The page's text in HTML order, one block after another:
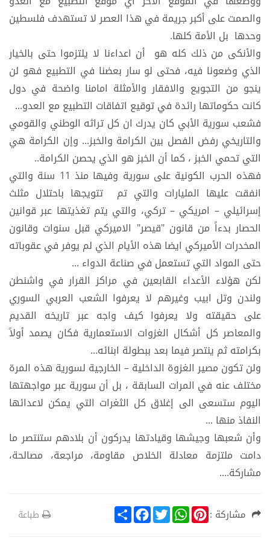
والصمت على أكبر جريمة في هذا العصر لا تستهدف فلسطين
وحدها بل الأمة كلها.
والأنكى من ذلك كله هو أن اعداءنا لا يلتزموا حتى بالخيار
الذي وضعونا فيه، فحتى لو سار بعضنا في التطبيع فهو لن
ينجو من التجويع والافقار والأمثلة امامنا واضحة في دول
كانت حكوماتها رائدة في توقيع اتفاقات التطبيع مع العدو...
فشعب سورية الأبي كان يدرك ان كل تراثه الوطني والقومي
والتاريخي رفض الفصل بين الكرامة والخبز... وإن الكرامة هي
التي تحمي الخبز ، كما أن الخبز هو الذي يحصن الكرامة..
فهذه الحرب الكونية على سورية وفيها منذ 11 سنة والتي
انفقت عليها المليارات والتي تم تتويجها باحتلال مثلث
إسرائيلي – امريكي – تركي، والتي يتم تغذيتها عبر قوانين
الحصار بدءاً من قانون "قيصر" الاميركي قبل سنوات وقانون
المخدرات الأميركي ايضا هذه الأيام الذي لم يوفر في عقوباته
حتى المواد التي تستعمل في صناعة الدواء ...
لكن هؤلاء الأعداء القابعين في مراكز القرار في واشنطن
ولندن وتل ابيب وغيرهم لا يعرفوا الشعب العربي السوري
على حقيقته ولا يعرفوا كيف واجه عبر تاريخه القديم
والمعاصر كل أشكال الغزوات الاستعمارية فكان يصمد أولاً
بكرامته ثم ينتصر فيما بعد ببطولة ابنائه...
ولن تكون مصير الغزوة الداخلية – الخارجية لسورية هذه المرة
مختلف عنه في المرات السابقة ، بل أن سورية عبر مواجهتها
اليوم ستسعى الى إغلاق كل الثغرات التي يمكن لاعدائها
النفاذ منها ...
وأن شعبها وجيشها وقيادتها يدركون أن بلادهم ستنتصر ما
دامت ملتزمة معادلة الخلاص مقاومة، مراجعة، مصالحة،
مشاركة....
مشاركة : S
h
F
a
T
w
W
h
P
i طباعة